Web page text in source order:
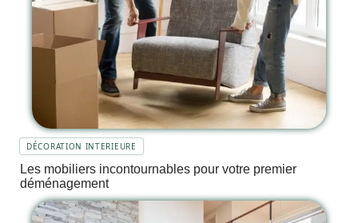
DÉCORATION INTERIEURE
Les mobiliers incontournables pour votre premier
déménagement